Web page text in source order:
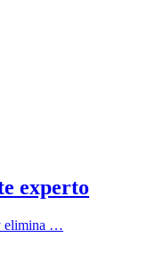
experto
elimina …